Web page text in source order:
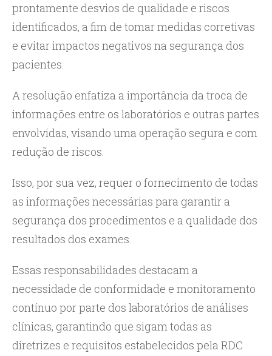
prontamente desvios de qualidade e riscos
identificados, a fim de tomar medidas corretivas
e evitar impactos negativos na segurança dos
pacientes.
A resolução enfatiza a importância da troca de
informações entre os laboratórios e outras partes
envolvidas, visando uma operação segura e com
redução de riscos.
Isso, por sua vez, requer o fornecimento de todas
as informações necessárias para garantir a
segurança dos procedimentos e a qualidade dos
resultados dos exames.
Essas responsabilidades destacam a
necessidade de conformidade e monitoramento
contínuo por parte dos laboratórios de análises
clínicas, garantindo que sigam todas as
diretrizes e requisitos estabelecidos pela RDC